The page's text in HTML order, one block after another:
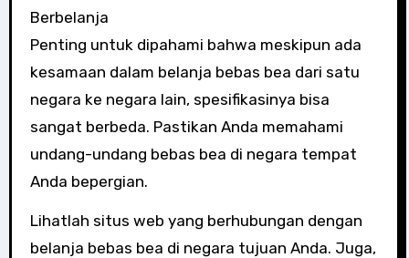
Berbelanja
Penting untuk dipahami bahwa meskipun ada
kesamaan dalam belanja bebas bea dari satu
negara ke negara lain, spesifikasinya bisa
sangat berbeda. Pastikan Anda memahami
undang-undang bebas bea di negara tempat
Anda bepergian.
Lihatlah situs web yang berhubungan dengan
belanja bebas bea di negara tujuan Anda. Juga,